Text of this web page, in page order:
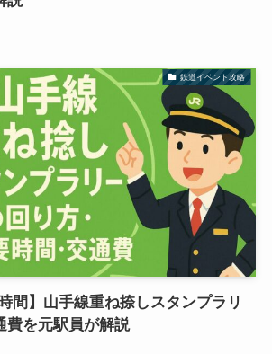
鉄道イベント攻略
間】山手線重ね捺しスタンプラリ
費を元駅員が解説